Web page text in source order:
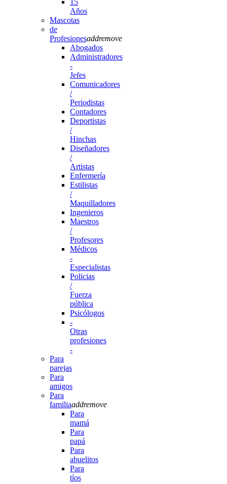
15
Años
Mascotas
de
Profesionesaddremove
Abogados
Administradores
-
Jefes
Comunicadores
/
Periodistas
Contadores
Deportistas
/
Hinchas
Diseñadores
/
Artistas
Enfermería
Estilistas
/
Maquilladores
Ingenieros
Maestros
/
Profesores
Médicos
-
Especialistas
Policias
/
Fuerza
pública
Psicólogos
-
Otras
profesiones
-
Para
parejas
Para
amigos
Para
familiaaddremove
Para
mamá
Para
papá
Para
abuelitos
Para
tíos